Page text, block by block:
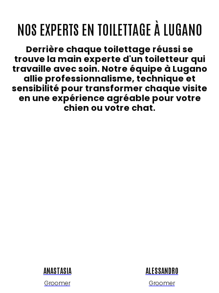
NOS EXPERTS EN TOILETTAGE À LUGANO
Derrière chaque toilettage réussi se
trouve la main experte d'un toiletteur qui
travaille avec soin. Notre équipe à Lugano
allie professionnalisme, technique et
sensibilité pour transformer chaque visite
en une expérience agréable pour votre
chien ou votre chat.
ANASTASIA
Groomer
ALESSANDRO
Groomer